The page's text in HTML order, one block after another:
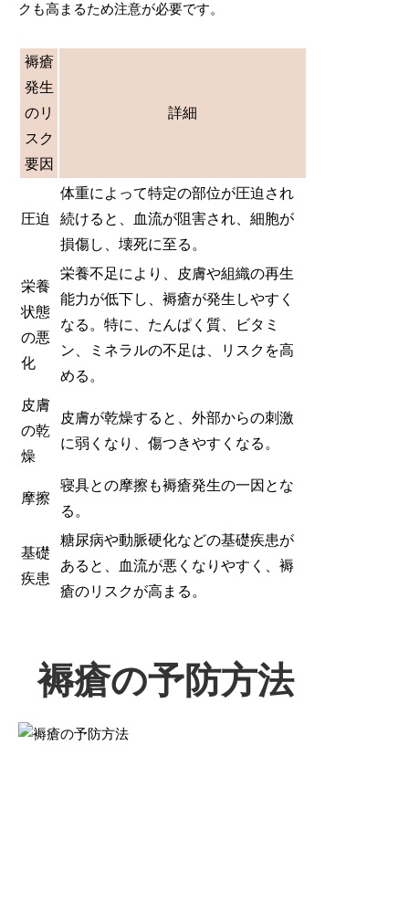
クも高まるため注意が必要です。
褥瘡
発生
のリ
スク
要因
詳細
圧迫
体重によって特定の部位が圧迫され
続けると、血流が阻害され、細胞が
損傷し、壊死に至る。
栄養
状態
の悪
化
栄養不足により、皮膚や組織の再生
能力が低下し、褥瘡が発生しやすく
なる。特に、たんぱく質、ビタミ
ン、ミネラルの不足は、リスクを高
める。
皮膚
の乾
燥
皮膚が乾燥すると、外部からの刺激
に弱くなり、傷つきやすくなる。
摩擦
寝具との摩擦も褥瘡発生の一因とな
る。
基礎
疾患
糖尿病や動脈硬化などの基礎疾患が
あると、血流が悪くなりやすく、褥
瘡のリスクが高まる。
褥瘡の予防方法